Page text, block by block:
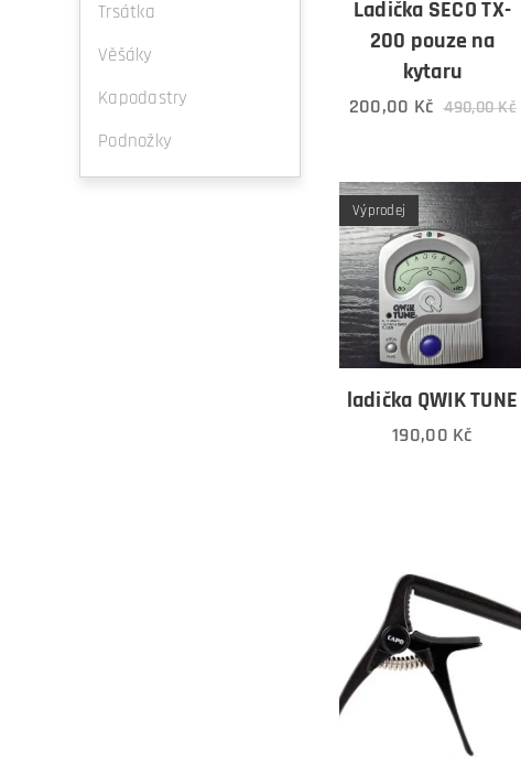
Trsátka
Věšáky
Kapodastry
Podnožky
Ladička SECO TX-
200 pouze na
kytaru
200,00 Kč 490,00Kč
ladička QWIK TUNE
Výprodej
190,00 Kč